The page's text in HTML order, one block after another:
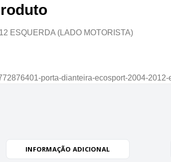
ESQUERDA (LADO MOTORISTA)
porta-dianteira-ecosport-2004-2012-
INFORMAÇÃO ADICIONAL